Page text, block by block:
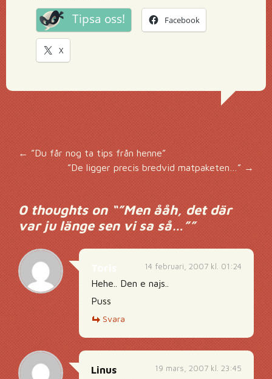
Tipsa oss! Facebook
X
Inläggsnavigering
← ”Du får nog ta tips från henne”
”De ligger precis bredvid matpaketen…”→
0 thoughts on “”Men ååh, det där
var ju länge sen vi sa så…””
14 februari, 2007 kl. 01:24
Hehe.. Den e najs..
Puss
Svara
19 mars, 2007 kl. 23:45
Linus